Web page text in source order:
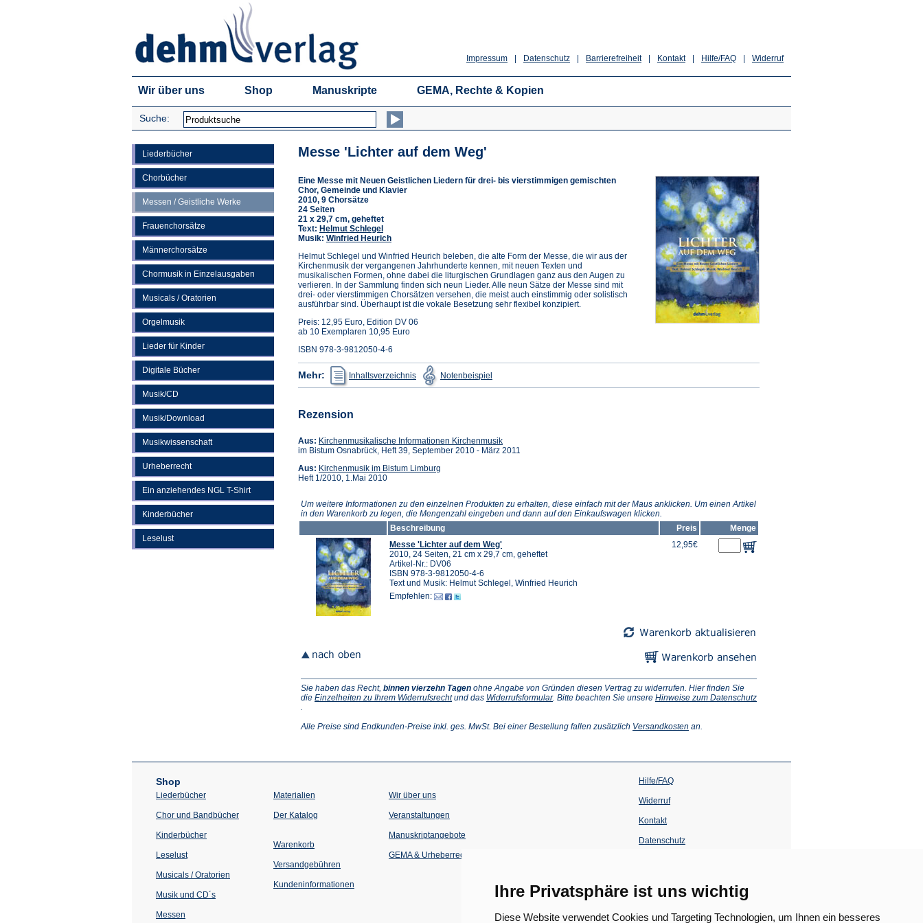
Ihre Privatsphäre ist uns wichtig
Diese Website verwendet Cookies und Targeting Technologien, um Ihnen ein besseres
Widerruf
Hilfe/FAQ
Kontakt
Barrierefreiheit
Datenschutz
Impressum
Wir über uns Shop Manuskripte GEMA, Rechte & Kopien
Suche:
Liederbücher
Chorbücher
Messen / Geistliche Werke
Frauenchorsätze
Männerchorsätze
Chormusik in Einzelausgaben
Musicals / Oratorien
Orgelmusik
Lieder für Kinder
Digitale Bücher
Musik/CD
Musik/Download
Musikwissenschaft
Urheberrecht
Ein anziehendes NGL T-Shirt
Kinderbücher
Leselust
Messe 'Lichter auf dem Weg'
Eine Messe mit Neuen Geistlichen Liedern für drei- bis vierstimmigen gemischten
Chor, Gemeinde und Klavier
2010, 9 Chorsätze
24 Seiten
21 x 29,7 cm, geheftet
Text: Helmut Schlegel
Musik: Winfried Heurich
Helmut Schlegel und Winfried Heurich beleben, die alte Form der Messe, die wir aus der
Kirchenmusik der vergangenen Jahrhunderte kennen, mit neuen Texten und
musikalischen Formen, ohne dabei die liturgischen Grundlagen ganz aus den Augen zu
verlieren. In der Sammlung finden sich neun Lieder. Alle neun Sätze der Messe sind mit
drei- oder vierstimmigen Chorsätzen versehen, die meist auch einstimmig oder solistisch
ausführbar sind. Überhaupt ist die vokale Besetzung sehr flexibel konzipiert.
Preis: 12,95 Euro, Edition DV 06
ab 10 Exemplaren 10,95 Euro
ISBN 978-3-9812050-4-6
Mehr: Inhaltsverzeichnis
(Öffnet
in
einem
Notenbeispiel in
einem
Rezension
Aus: Kirchenmusikalische Informationen Kirchenmusik(Öffnet
in
im Bistum Osnabrück, Heft 39, September 2010 - März 2011
Aus: Kirchenmusik im Bistum Limburg
Tab)
Heft 1/2010, 1.Mai 2010
Um weitere Informationen zu den einzelnen Produkten zu erhalten, diese einfach mit der Maus anklicken. Um einen Artikel
in den Warenkorb zu legen, die Mengenzahl eingeben und dann auf den Einkaufswagen klicken.
Beschreibung
Preis
Menge
Messe 'Lichter auf dem Weg'
2010, 24 Seiten, 21 cm x 29,7 cm, geheftet
Artikel-Nr.: DV06
ISBN 978-3-9812050-4-6
Text und Musik: Helmut Schlegel, Winfried Heurich
Empfehlen:
12,95€
Sie haben das Recht, binnen vierzehn Tagen ohne Angabe von Gründen diesen Vertrag zu widerrufen. Hier finden Sie
die Einzelheiten zu Ihrem Widerrufsrecht(Öffnet
neuen
und das Widerrufsformular(Öffnet
neuen
. Bitte beachten Sie unsere Hinweise zum Datenschutz
einem
.
Alle Preise sind Endkunden-Preise inkl. ges. MwSt. Bei einer Bestellung fallen zusätzlich Versandkosten (Öffnet
Tab)
an.
Shop
Liederbücher
Chor und Bandbücher
Kinderbücher
Leselust
Musicals / Oratorien
Musik und CD´s
Messen
Materialien
Der Katalog
Warenkorb
Versandgebühren
Kundeninformationen
Wir über uns
Veranstaltungen
einem
Tab)
Manuskriptangebote
GEMA & Urheberrecht
Hilfe/FAQ
Widerruf
Kontakt
Datenschutz
einem